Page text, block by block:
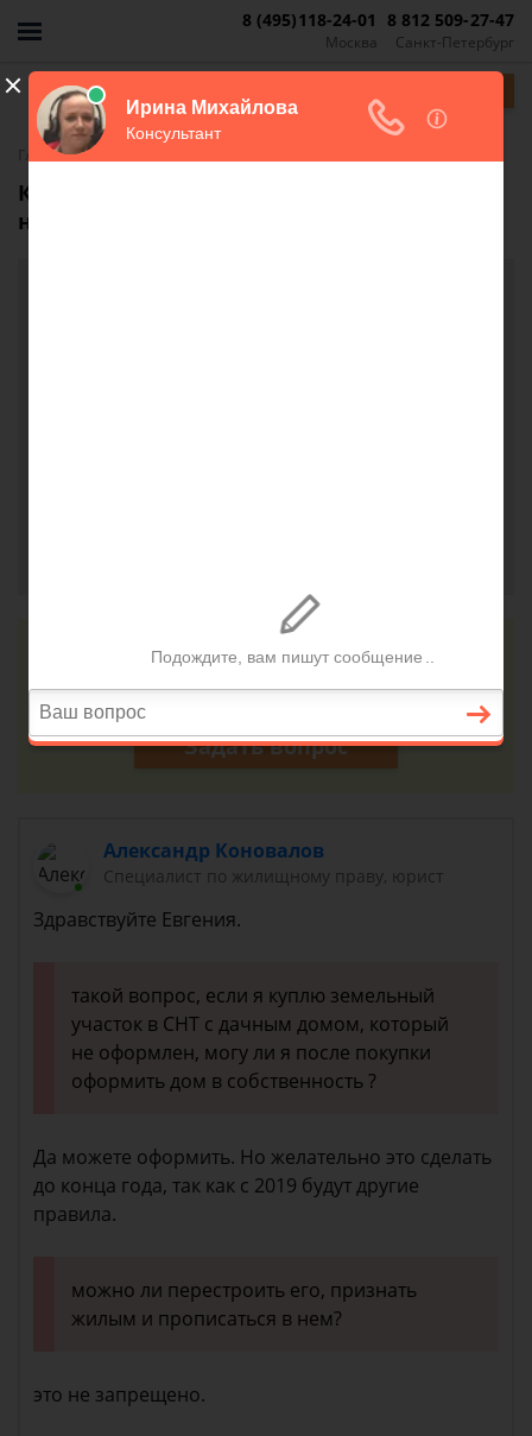
Москва
8 (495)118-24-01
Санкт-Петербург
8 812 509-27-47
Главная-FAQ
Как в данной ситуации поступить с
неоформленным домом?
Консультация юриста онлайн
Ответ на сайте в течении 15 минут
Задать вопрос
Александр Коновалов
Специалист по жилищному праву, юрист
Здравствуйте Евгения.
такой вопрос, если я куплю земельный
участок в СНТ с дачным домом, который
не оформлен, могу ли я после покупки
оформить дом в собственность ?
Да можете оформить. Но желательно это сделать
до конца года, так как с 2019 будут другие
правила.
можно ли перестроить его, признать
жилым и прописаться в нем?
это не запрещено.